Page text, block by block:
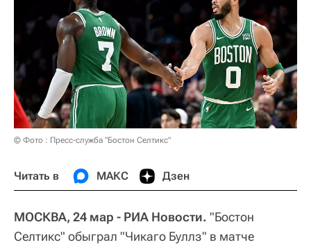
© Фото : Пресс-служба "Бостон Селтикс"
Читать в МАКС Дзен
МОСКВА, 24 мар - РИА Новости. "Бостон
Селтикс" обыграл "Чикаго Буллз" в матче